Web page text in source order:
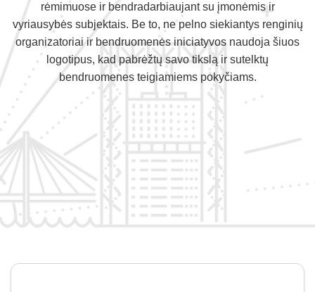
rėmimuose ir bendradarbiaujant su įmonėmis ir
vyriausybės subjektais. Be to, ne pelno siekiantys renginių
organizatoriai ir bendruomenės iniciatyvos naudoja šiuos
logotipus, kad pabrėžtų savo tikslą ir sutelktų
bendruomenes teigiamiems pokyčiams.